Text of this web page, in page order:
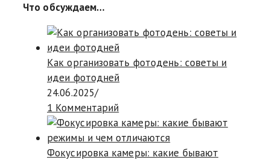
Что обсуждаем…
Как организовать фотодень: советы и
идеи фотодней
24.06.2025/
1 Комментарий
Фокусировка камеры: какие бывают